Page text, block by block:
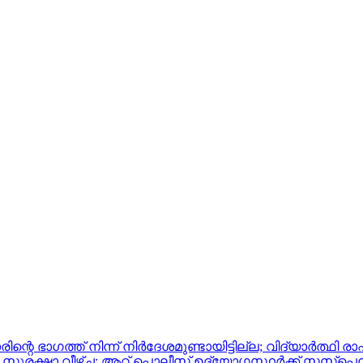
ഭാഗത്ത് നിന്ന് നിർദേശമുണ്ടായിട്ടില്ല; വിദ്യാർത്ഥി